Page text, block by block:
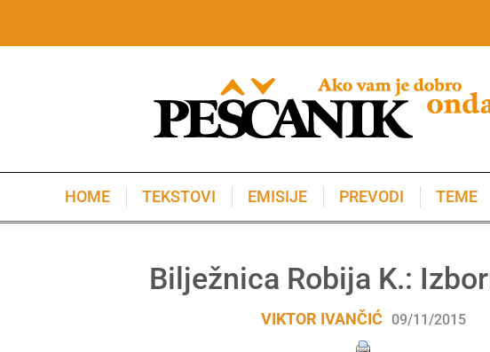
HOME TEKSTOVI EMISIJE PREVODI TEME
Bilježnica Robija K.:
VIKTOR IVANČIĆ 09/11/2015